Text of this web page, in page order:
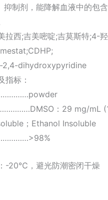
抑制剂，能降解血液中的包
拉西;吉美嘧啶;吉莫斯特;4-
2,4-dihydroxypyridine
指标：
：29 mg/mL
；Ethanol Insoluble
-20℃，避光防潮密闭干燥